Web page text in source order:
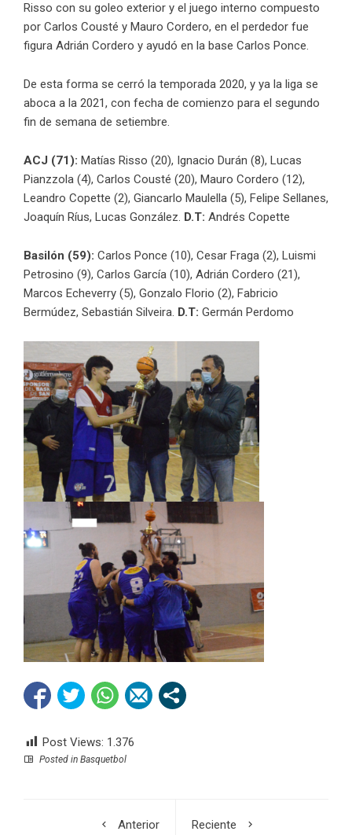
Risso con su goleo exterior y el juego interno compuesto
por Carlos Cousté y Mauro Cordero, en el perdedor fue
figura Adrián Cordero y ayudó en la base Carlos Ponce.
De esta forma se cerró la temporada 2020, y ya la liga se
aboca a la 2021, con fecha de comienzo para el segundo
fin de semana de setiembre.
ACJ (71): Matías Risso (20), Ignacio Durán (8), Lucas
Pianzzola (4), Carlos Cousté (20), Mauro Cordero (12),
Leandro Copette (2), Giancarlo Maulella (5), Felipe Sellanes,
Joaquín Ríus, Lucas González. D.T: Andrés Copette
Basilón (59): Carlos Ponce (10), Cesar Fraga (2), Luismi
Petrosino (9), Carlos García (10), Adrián Cordero (21),
Marcos Echeverry (5), Gonzalo Florio (2), Fabricio
Bermúdez, Sebastián Silveira. D.T: Germán Perdomo
Post Views: 1.376
Posted in Basquetbol
Anterior
Reciente